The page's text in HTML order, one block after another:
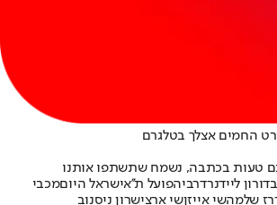
החמים אצלך בטלגרם
טעות בכתבה, נשמח שתשתפו אותנו
דורון ליידנרדרביהפועל ת''אישראל היוםמכבי
רז שלמהשי אייזןשי ארצישרון ניסנוב